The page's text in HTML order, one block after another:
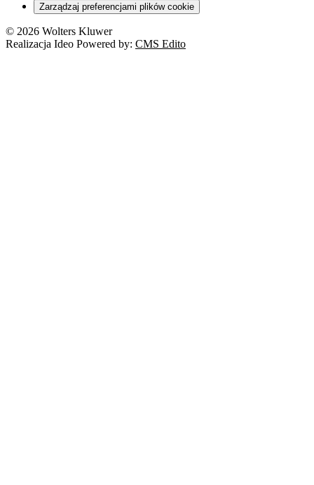
Zarządzaj preferencjami plików cookie
© 2026 Wolters Kluwer
Realizacja Ideo Powered by: CMS Edito